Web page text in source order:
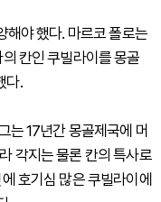
해야 했다. 마르코 폴로는
칸인 쿠빌라이를 몽골
다.
는 17년간 몽골제국에 머
각지는 물론 칸의 특사로
호기심 많은 쿠빌라이에